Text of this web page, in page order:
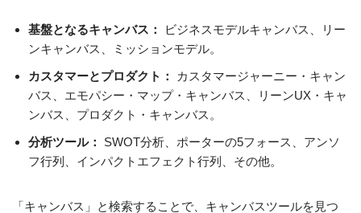
基盤となるキャンバス：
ビジネスモデルキャンバス、リー
ンキャンバス、ミッションモデル。
カスタマーとプロダクト：
カスタマージャーニー・キャン
バス、エモパシー・マップ・キャンバス、リーンUX・キャ
ンバス、プロダクト・キャンバス。
分析ツール：
SWOT分析、ポーターの5フォース、アンソ
フ行列、インパクトエフェクト行列、その他。
「キャンバス」と検索することで、キャンバスツールを見つ